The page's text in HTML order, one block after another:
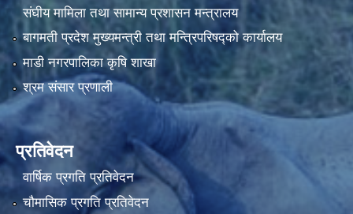
संघीय मामिला तथा सामान्य प्रशासन मन्त्रालय
बागमती प्रदेश मुख्यमन्त्री तथा मन्त्रिपरिषद्को कार्यालय
माडी नगरपालिका कृषि शाखा
श्रम संसार प्रणाली
प्रतिवेदन
वार्षिक प्रगति प्रतिवेदन
चौमासिक प्रगति प्रतिवेदन